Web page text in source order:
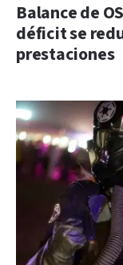
Balance de
déficit se
prestaciones